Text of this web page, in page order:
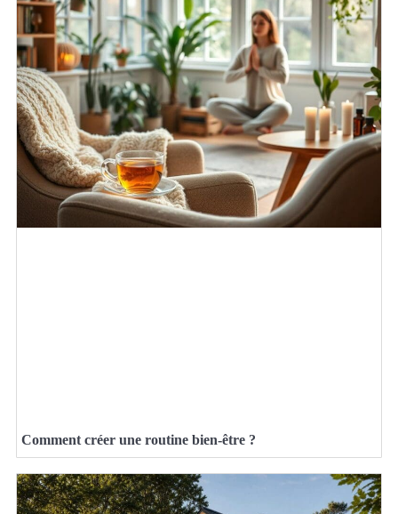
Comment créer une routine bien-être ?